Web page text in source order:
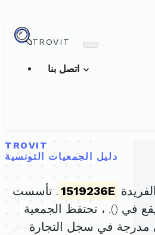
TROVIT
TROVIT
دليل الجمعيات التونسية
1519236E . تأسست
في (). ، تحتفظ الجمعية
مدرجة في سجل التجارة